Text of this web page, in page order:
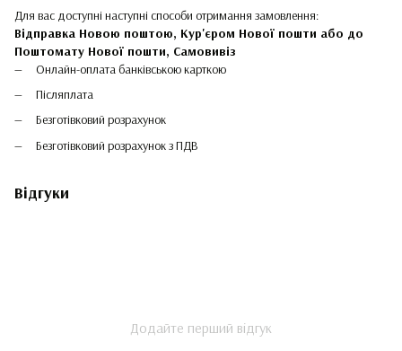
Для вас доступні наступні способи отримання замовлення:
Відправка Новою поштою, Кур'єром Нової пошти або до
Поштомату Нової пошти, Самовивіз
Онлайн-оплата банківською карткою
Післяплата
Безготівковий розрахунок
Безготівковий розрахунок з ПДВ
Відгуки
Додайте перший відгук